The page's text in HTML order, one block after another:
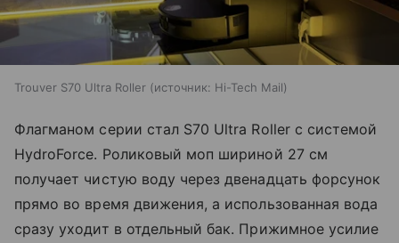
Trouver S70 Ultra Roller источник: Hi-Tech Mail
Флагманом серии стал S70 Ultra Roller с системой
HydroForce. Роликовый моп шириной 27 см
получает чистую воду через двенадцать форсунок
прямо во время движения, а использованная вода
сразу уходит в отдельный бак. Прижимное усилие